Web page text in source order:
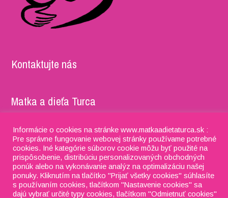
Kontaktujte nás
Matka a dieťa Turca
Adresa: Timravy 5052/27, 036 01 Martin IČO: 37981722,
DIČ: 2022201995 IBAN: SK91 8330 0000 0028 0115 4076
Phone:+421 918 634 053
E-mail:matkaadietaturca@gmail.com
Informácie o cookies na stránke www.matkaadietaturca.sk :
Pre správne fungovanie webovej stránky používame potrebné
cookies. Iné kategórie súborov cookie môžu byť použité na
prispôsobenie, distribúciu personalizovaných obchodných
ponúk alebo na vykonávanie analýz na optimalizáciu našej
ponuky. Kliknutím na tlačítko "Prijať všetky cookies" súhlasíte
s používaním cookies, tlačítkom "Nastavenie cookies" sa
dajú vybrať určité typy cookies, tlačítkom "Odmietnuť cookies"